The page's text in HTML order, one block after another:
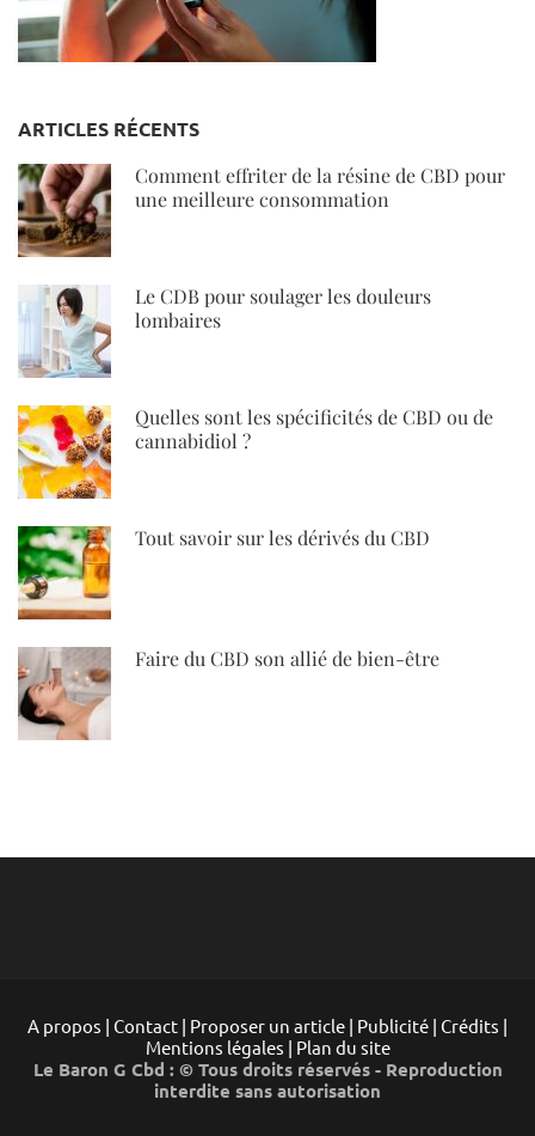
ARTICLES RÉCENTS
Comment effriter de la résine de CBD pour
une meilleure consommation
Le CDB pour soulager les douleurs
lombaires
Quelles sont les spécificités de CBD ou de
cannabidiol ?
Tout savoir sur les dérivés du CBD
Faire du CBD son allié de bien-être
A propos | Contact | Proposer un article | Publicité | Crédits |
Mentions légales | Plan du site
Le Baron G Cbd : © Tous droits réservés - Reproduction
interdite sans autorisation